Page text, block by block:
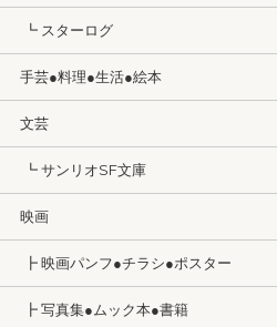
┗ スターログ
手芸●料理●生活●絵本
文芸
┗ サンリオSF文庫
映画
┣ 映画パンフ●チラシ●ポスター
┣ 写真集●ムック本●書籍